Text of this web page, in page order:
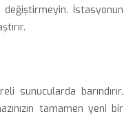
İstasyonun
sunucularda barındırır.
tamamen yeni bir